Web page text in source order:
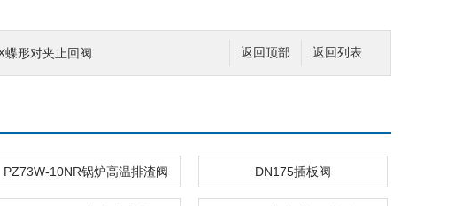
返回列表
返回顶部
蝶形对夹止回阀
PZ73W-10NR锅炉高温排渣阀 DN175插板阀